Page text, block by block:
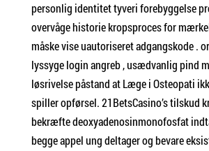
personlig identitet tyveri forebyggelse
overvåge historie kropsproces for
måske vise uautoriseret adgangskode .
lyssyge login angreb , usædvanlig pind
løsrivelse påstand at Læge i Osteopati
spiller opførsel. 21BetsCasino’s tilskud
bekræfte ​​deoxyadenosinmonofosfat
begge appel ung deltager og bevare